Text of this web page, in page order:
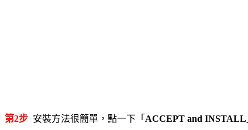
第2步 安裝方法很簡單，點一下「 ACCEPT and INSTALL